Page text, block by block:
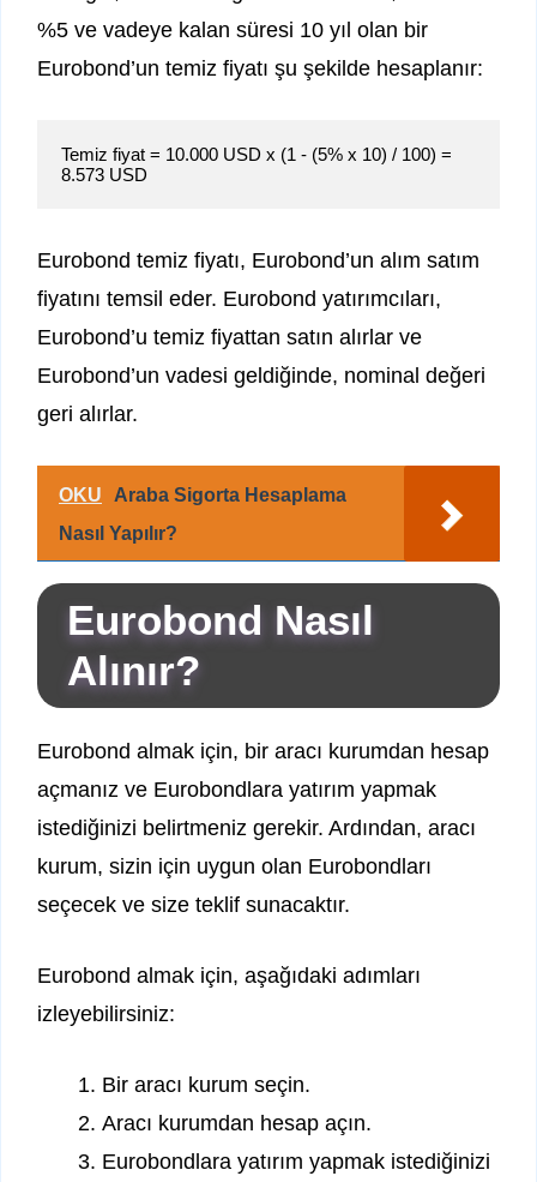
%5 ve vadeye kalan süresi 10 yıl olan bir
Eurobond’un temiz fiyatı şu şekilde hesaplanır:
Temiz fiyat = 10.000 USD x (1 - (5% x 10) / 100) =
Eurobond temiz fiyatı, Eurobond’un alım satım
fiyatını temsil eder. Eurobond yatırımcıları,
Eurobond’u temiz fiyattan satın alırlar ve
Eurobond’un vadesi geldiğinde, nominal değeri
geri alırlar.
OKU
Araba Sigorta Hesaplama
Nasıl Yapılır?
Eurobond Nasıl
Alınır?
Eurobond almak için, bir aracı kurumdan hesap
açmanız ve Eurobondlara yatırım yapmak
istediğinizi belirtmeniz gerekir. Ardından, aracı
kurum, sizin için uygun olan Eurobondları
seçecek ve size teklif sunacaktır.
Eurobond almak için, aşağıdaki adımları
izleyebilirsiniz:
Bir aracı kurum seçin.
Aracı kurumdan hesap açın.
Eurobondlara yatırım yapmak istediğinizi